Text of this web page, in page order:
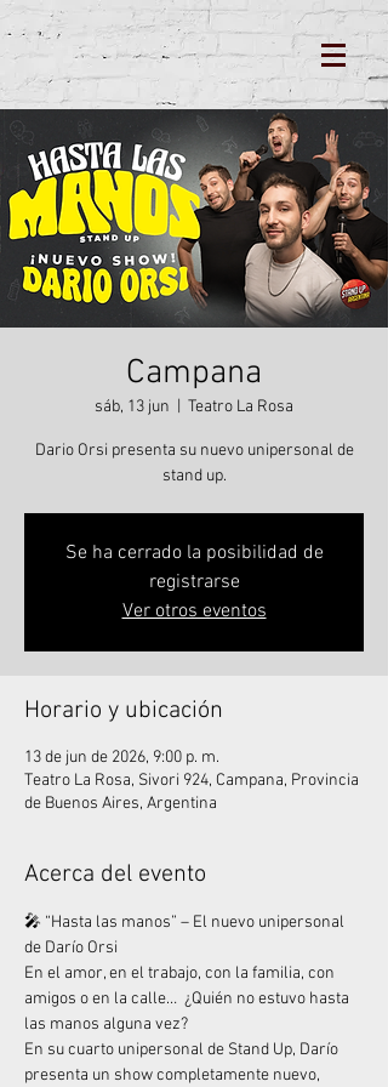
Campana
sáb, 13 jun Teatro La Rosa
Dario Orsi presenta su nuevo unipersonal de
stand up.
Se ha cerrado la posibilidad de
registrarse
Ver otros eventos
Horario y ubicación
13 de jun de 2026, 9:00 p. m.
Teatro La Rosa, Sivori 924, Campana, Provincia
de Buenos Aires, Argentina
Acerca del evento
🎤 “Hasta las manos” – El nuevo unipersonal
de Darío Orsi
En el amor, en el trabajo, con la familia, con
amigos o en la calle…  ¿Quién no estuvo hasta
las manos alguna vez?
En su cuarto unipersonal de Stand Up, Darío
presenta un show completamente nuevo,